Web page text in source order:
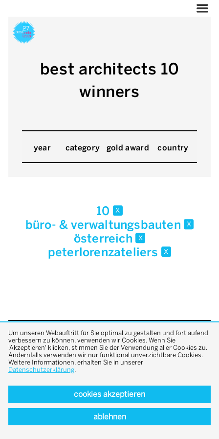
best architects 10
winners
year category gold award country
10 x
büro- & verwaltungsbauten x
österreich x
peterlorenzateliers x
back to top
Um unseren Webauftritt für Sie optimal zu gestalten und fortlaufend
verbessern zu können, verwenden wir Cookies. Wenn Sie
'Akzeptieren' klicken, stimmen Sie der Verwendung aller Cookies zu.
Andernfalls verwenden wir nur funktional unverzichtbare Cookies.
Weitere Informationen, erhalten Sie in unserer
Datenschutzerklärung.
cookies akzeptieren
ablehnen